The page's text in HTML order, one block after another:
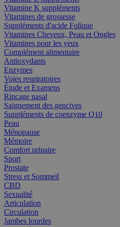
Vitamine K suppléments
Vitamines de grossesse
Suppléments d'acide Folique
Vitamines Cheveux, Peau et Ongles
Vitamines pour les yeux
Complément alimentaire
Antioxydants
Enzymes
Voies respiratoires
Étude et Examens
Rincage nasal
Saignement des gencives
Suppléments de coenzyme Q10
Peau
Ménopause
Mémoire
Comfort urinaire
Sport
Prostate
Stress et Sommeil
CBD
Sexualité
Articulation
Circulation
Jambes lourdes